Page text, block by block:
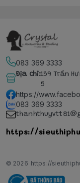
083 369 3333
Địa chỉ:159 Trần
5
https://
083 369 3333
https://
© 2026 https://